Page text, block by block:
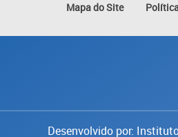
Mapa do Site
Desenvolvido por: